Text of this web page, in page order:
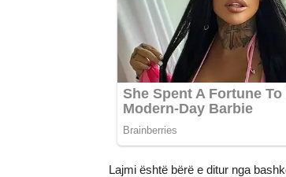
Lajmi është bërë e ditur nga